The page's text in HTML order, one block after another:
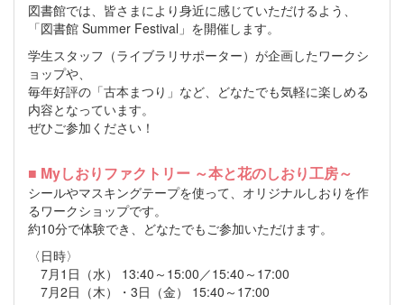
図書館では、皆さまにより身近に感じていただけるよう、
「図書館 Summer Festival」を開催します。
学生スタッフ（ライブラリサポーター）が企画したワークシ
ョップや、
毎年好評の「古本まつり」など、どなたでも気軽に楽しめる
内容となっています。
ぜひご参加ください！
■ Myしおりファクトリー ～本と花のしおり工房～
シールやマスキングテープを使って、オリジナルしおりを作
るワークショップです。
約10分で体験でき、どなたでもご参加いただけます。
〈日時〉
7月1日（水） 13:40～15:00／15:40～17:00
7月2日（木）・3日（金） 15:40～17:00